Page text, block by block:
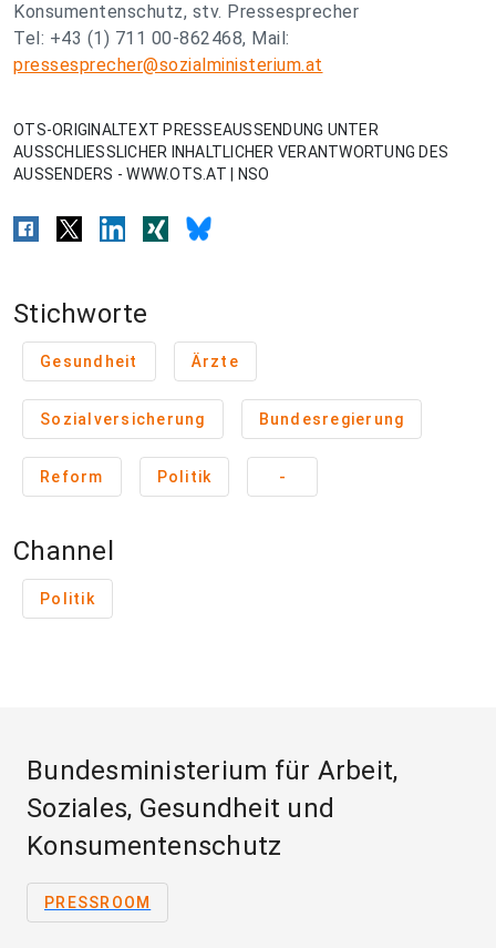
Konsumentenschutz, stv. Pressesprecher
Tel: +43 (1) 711 00-862468, Mail:
pressesprecher@sozialministerium.at
OTS-ORIGINALTEXT PRESSEAUSSENDUNG UNTER
AUSSCHLIESSLICHER INHALTLICHER VERANTWORTUNG DES
AUSSENDERS - WWW.OTS.AT | NSO
Stichworte
Gesundheit Ärzte
Sozialversicherung Bundesregierung
Reform Politik -
Channel
Politik
Bundesministerium für Arbeit,
Soziales, Gesundheit und
Konsumentenschutz
PRESSROOM